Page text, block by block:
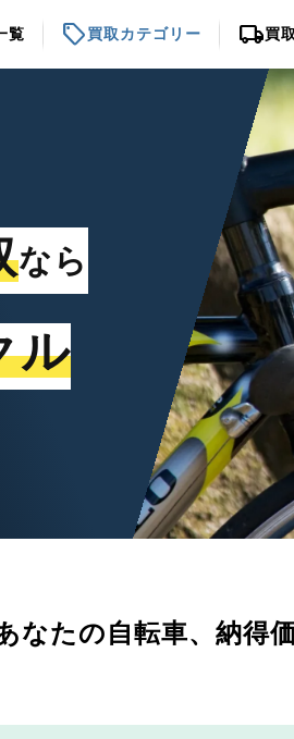
覧 sell買取カテゴリー local_shipping買
なら
ル
なたの自転車、 納得